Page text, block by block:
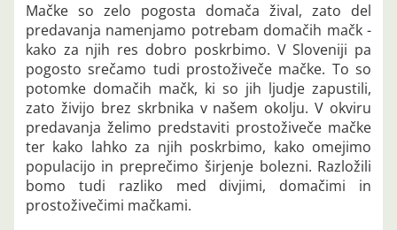
Mačke so zelo pogosta domača žival, zato del
predavanja namenjamo potrebam domačih mačk -
kako za njih res dobro poskrbimo. V Sloveniji pa
pogosto srečamo tudi prostoživeče mačke. To so
potomke domačih mačk, ki so jih ljudje zapustili,
zato živijo brez skrbnika v našem okolju. V okviru
predavanja želimo predstaviti prostoživeče mačke
ter kako lahko za njih poskrbimo, kako omejimo
populacijo in preprečimo širjenje bolezni. Razložili
bomo tudi razliko med divjimi, domačimi in
prostoživečimi mačkami.